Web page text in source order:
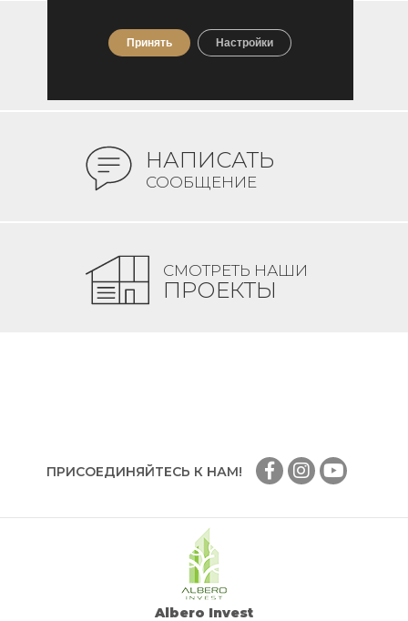
ПОЗВОНИТЕ НАМ!
НАПИСАТЬ
СООБЩЕНИЕ
СМОТРЕТЬ НАШИ
ПРОЕКТЫ
ПРИСОЕДИНЯЙТЕСЬ К НАМ!
Albero Invest
Принять Настройки